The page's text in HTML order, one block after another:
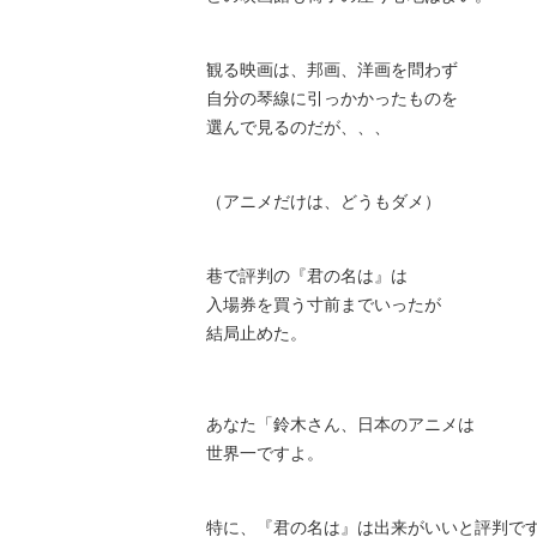
観る映画は、邦画、洋画を問わず
自分の琴線に引っかかったものを
選んで見るのだが、、、
（アニメだけは、どうもダメ）
巷で評判の『君の名は』は
入場券を買う寸前までいったが
結局止めた。
あなた「鈴木さん、日本のアニメは
世界一ですよ。
特に、『君の名は』は出来がいいと評判で